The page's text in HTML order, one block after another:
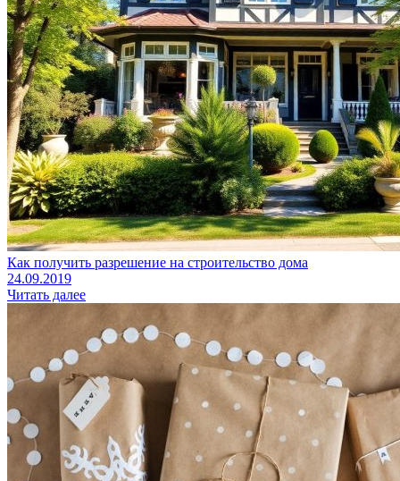
Как получить разрешение на строительство дома
24.09.2019
Читать далее